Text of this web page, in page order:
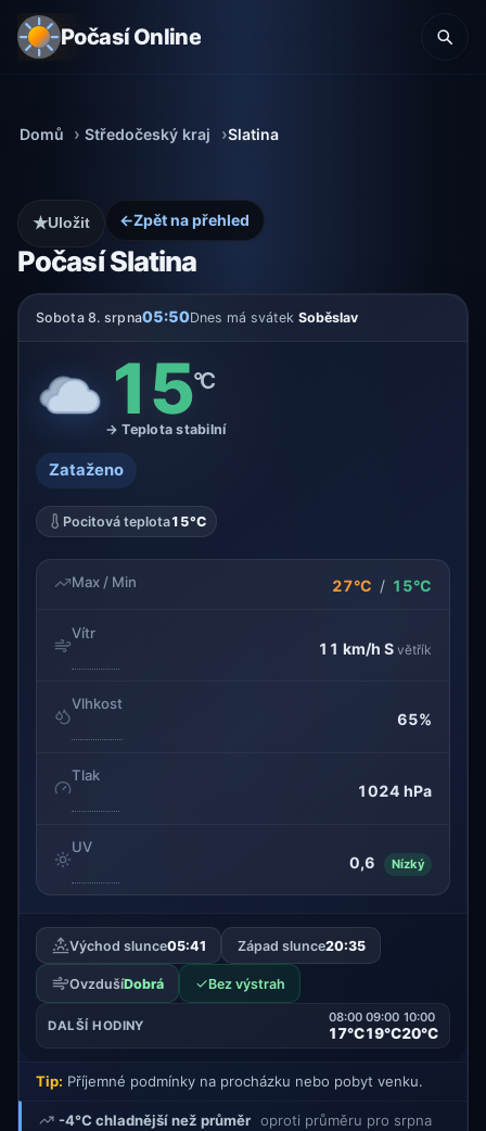
Počasí Online
Domů Středočeský kraj Slatina
←Zpět na přehled
Počasí Slatina
★Uložit
Sobota 8. srpna05:50Dnes má svátek Soběslav
15°C
→ Teplota stabilní
Zataženo
Pocitová teplota15°C
Max / Min 27°C / 15°C
Vítr
11 km/h S větřík
Vlhkost
65%
Tlak
1024 hPa
UV
0,6 Nízký
Východ slunce05:41 Západ slunce20:35
OvzdušíDobrá ✓Bez výstrah
DALŠÍ HODINY
08:00
17°C
09:00
19°C
10:00
20°C
Tip: Příjemné podmínky na procházku nebo pobyt venku.
-4°C chladnější než průměr oproti průměru pro srpna